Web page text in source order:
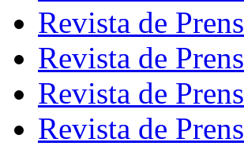
Revista de
Revista de
Revista de
Revista de